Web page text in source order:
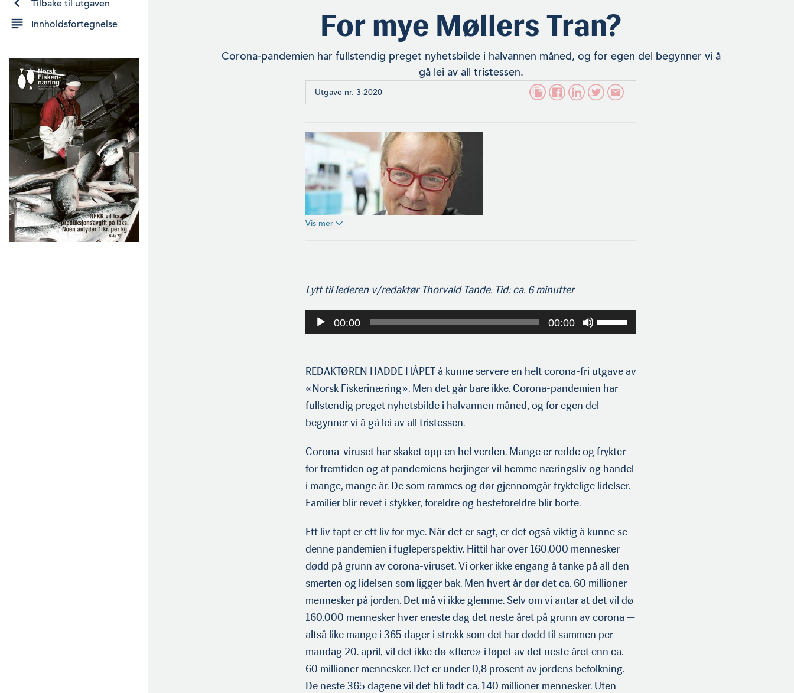
Tilbake til utgaven
Innholdsfortegnelse
For mye Møllers Tran?
Corona-pandemien har fullstendig preget nyhetsbilde i halvannen måned, og for egen del begynner vi å
gå lei av all tristessen.
Utgave nr. 3-2020
Vis mer
Lytt til lederen v/redaktør Thorvald Tande. Tid: ca. 6 minutter
Lydavspiller
00:00 00:00
Bruk
opp-
ned-
piltastene
å
eller
redusere
lyden.
REDAKTØREN HADDE HÅPET å kunne servere en helt corona-fri utgave av
«Norsk Fiskerinæring». Men det går bare ikke. Corona-pandemien har
fullstendig preget nyhetsbilde i halvannen måned, og for egen del
begynner vi å gå lei av all tristessen.
Corona-viruset har skaket opp en hel verden. Mange er redde og frykter
for fremtiden og at pandemiens herjinger vil hemme nær­ingsliv og handel
i mange, mange år. De som rammes og dør gjen­nomgår fryktelige lidelser.
Familier blir revet i stykker, fore­ldre og besteforeldre blir borte.
Ett liv tapt er ett liv for mye. Når det er sagt, er det også viktig å kunne se
denne pandemien i fugleperspektiv. Hittil har over 160.000 mennesker
dødd på grunn av corona-viruset. Vi orker ikke engang å tanke på all den
smerten og lidelsen som ligger bak. Men hvert år dør det ca. 60 millioner
mennesker på jorden. Det må vi ikke glemme. Selv om vi antar at det vil dø
160.000 mennesker hver eneste dag det neste året på grunn av corona —
altså like mange i 365 dager i strekk som det har dødd til sammen per
mandag 20. april, vil det ikke dø «flere» i løpet av det neste året enn ca.
60 millioner mennesker. Det er under 0,8 prosent av jordens befolkning.
De neste 365 dagene vil det bli født ca. 140 millioner mennesker. Uten